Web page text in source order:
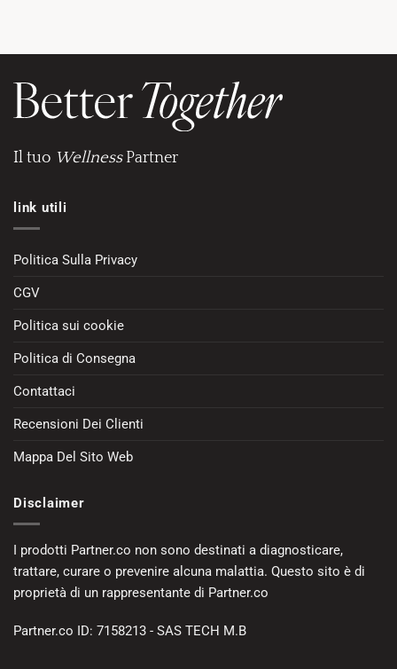
Il tuo WellnessPartner
link utili
Politica Sulla Privacy
CGV
Politica sui cookie
Politica di Consegna
Contattaci
Recensioni Dei Clienti
Mappa Del Sito Web
Disclaimer
I prodotti Partner.co non sono destinati a diagnosticare,
trattare, curare o prevenire alcuna malattia. Questo sito è di
proprietà di un rappresentante di Partner.co
Partner.co ID: 7158213 - SAS TECH M.B